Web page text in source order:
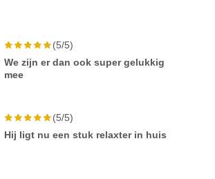
(5/5)
We zijn er dan ook super gelukkig
mee
(5/5)
Hij ligt nu een stuk relaxter in huis